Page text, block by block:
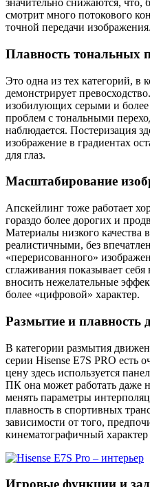
значительно снижаются, что,
смотрит много потокового
точной передачи изображения.
Плавность тональных
Это одна из тех категорий, в
демонстрирует
изобилующих серыми и
проблем с тональными
наблюдается. Постеризация
изображение в градиентах
для глаз.
Масштабирование
Апскейлинг тоже работает
гораздо более дорогих и
Материалы низкого качества
реалистичными, без
«перерисованного»
сглаживания показывает
вносить нежелательные
более «цифровой» характер.
Размытие и плавность
В категории размытия
серии Hisense E7S PRO есть
цену здесь используется
ПК она может работать даже
менять параметры
плавность в спортивных
зависимости от того,
кинематографичный
Игровые функции и